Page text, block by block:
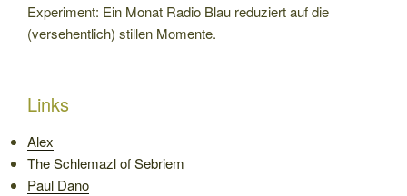
Experiment: Ein Monat Radio Blau reduziert auf die
(versehentlich) stillen Momente.
Links
Alex
The Schlemazl of Sebriem
Paul Dano